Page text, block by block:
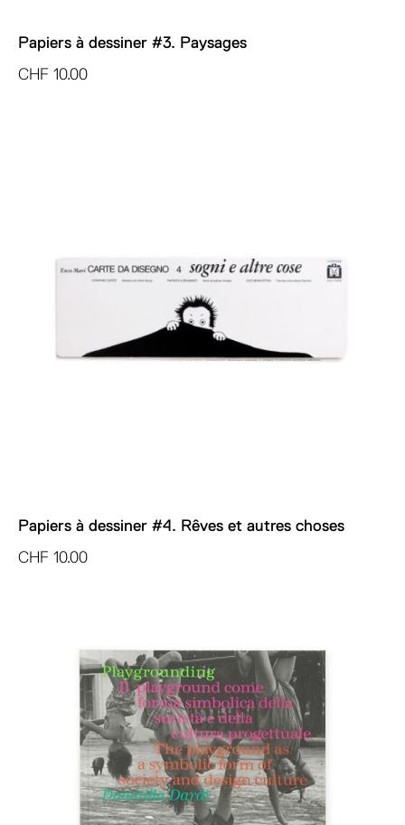
Papiers à dessiner #3. Paysages
CHF 10.00
Papiers à dessiner #4. Rêves et autres choses
CHF 10.00